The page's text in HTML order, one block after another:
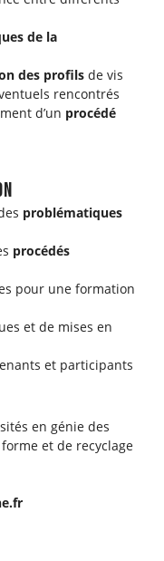
de la
des profils de vis
rencontrés
d’un procédé
problématiques
procédés
pour une formation
et de mises en
et participants
en génie des
et de recyclage